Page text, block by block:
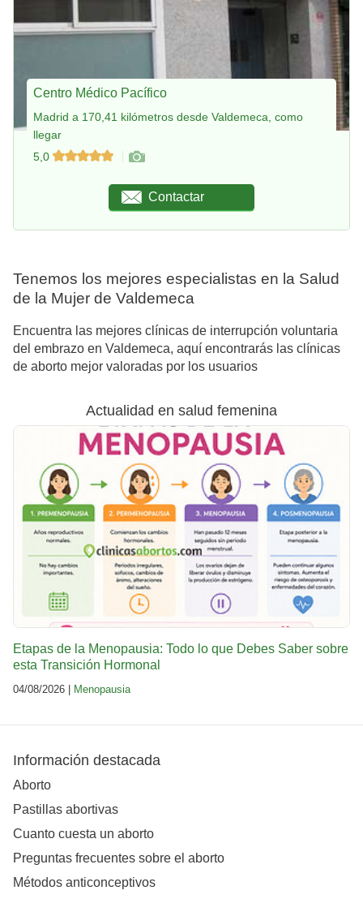
Centro Médico Pacífico
Madrid a 170,41 kilómetros desde Valdemeca, como
llegar
5,0
Contactar
Tenemos los mejores especialistas en la Salud
de la Mujer de Valdemeca
Encuentra las mejores clínicas de interrupción voluntaria
del embrazo en Valdemeca, aquí encontrarás las clínicas
de aborto mejor valoradas por los usuarios
Actualidad en salud femenina
Etapas de la Menopausia: Todo lo que Debes Saber sobre
esta Transición Hormonal
04/08/2026 | Menopausia
Información destacada
Aborto
Pastillas abortivas
Cuanto cuesta un aborto
Preguntas frecuentes sobre el aborto
Métodos anticonceptivos